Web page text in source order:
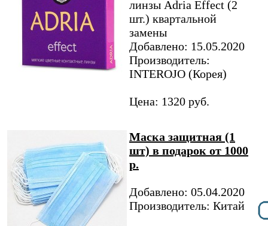
линзы Adria Effect (2
шт.) квартальной
замены
Добавлено: 15.05.2020
Производитель:
INTEROJO (Корея)
Цена: 1320 руб.
Маска защитная (1
шт) в подарок от 1000
р.
Добавлено: 05.04.2020
Производитель: Китай